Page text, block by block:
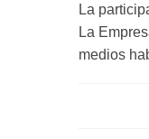
La
La
medios